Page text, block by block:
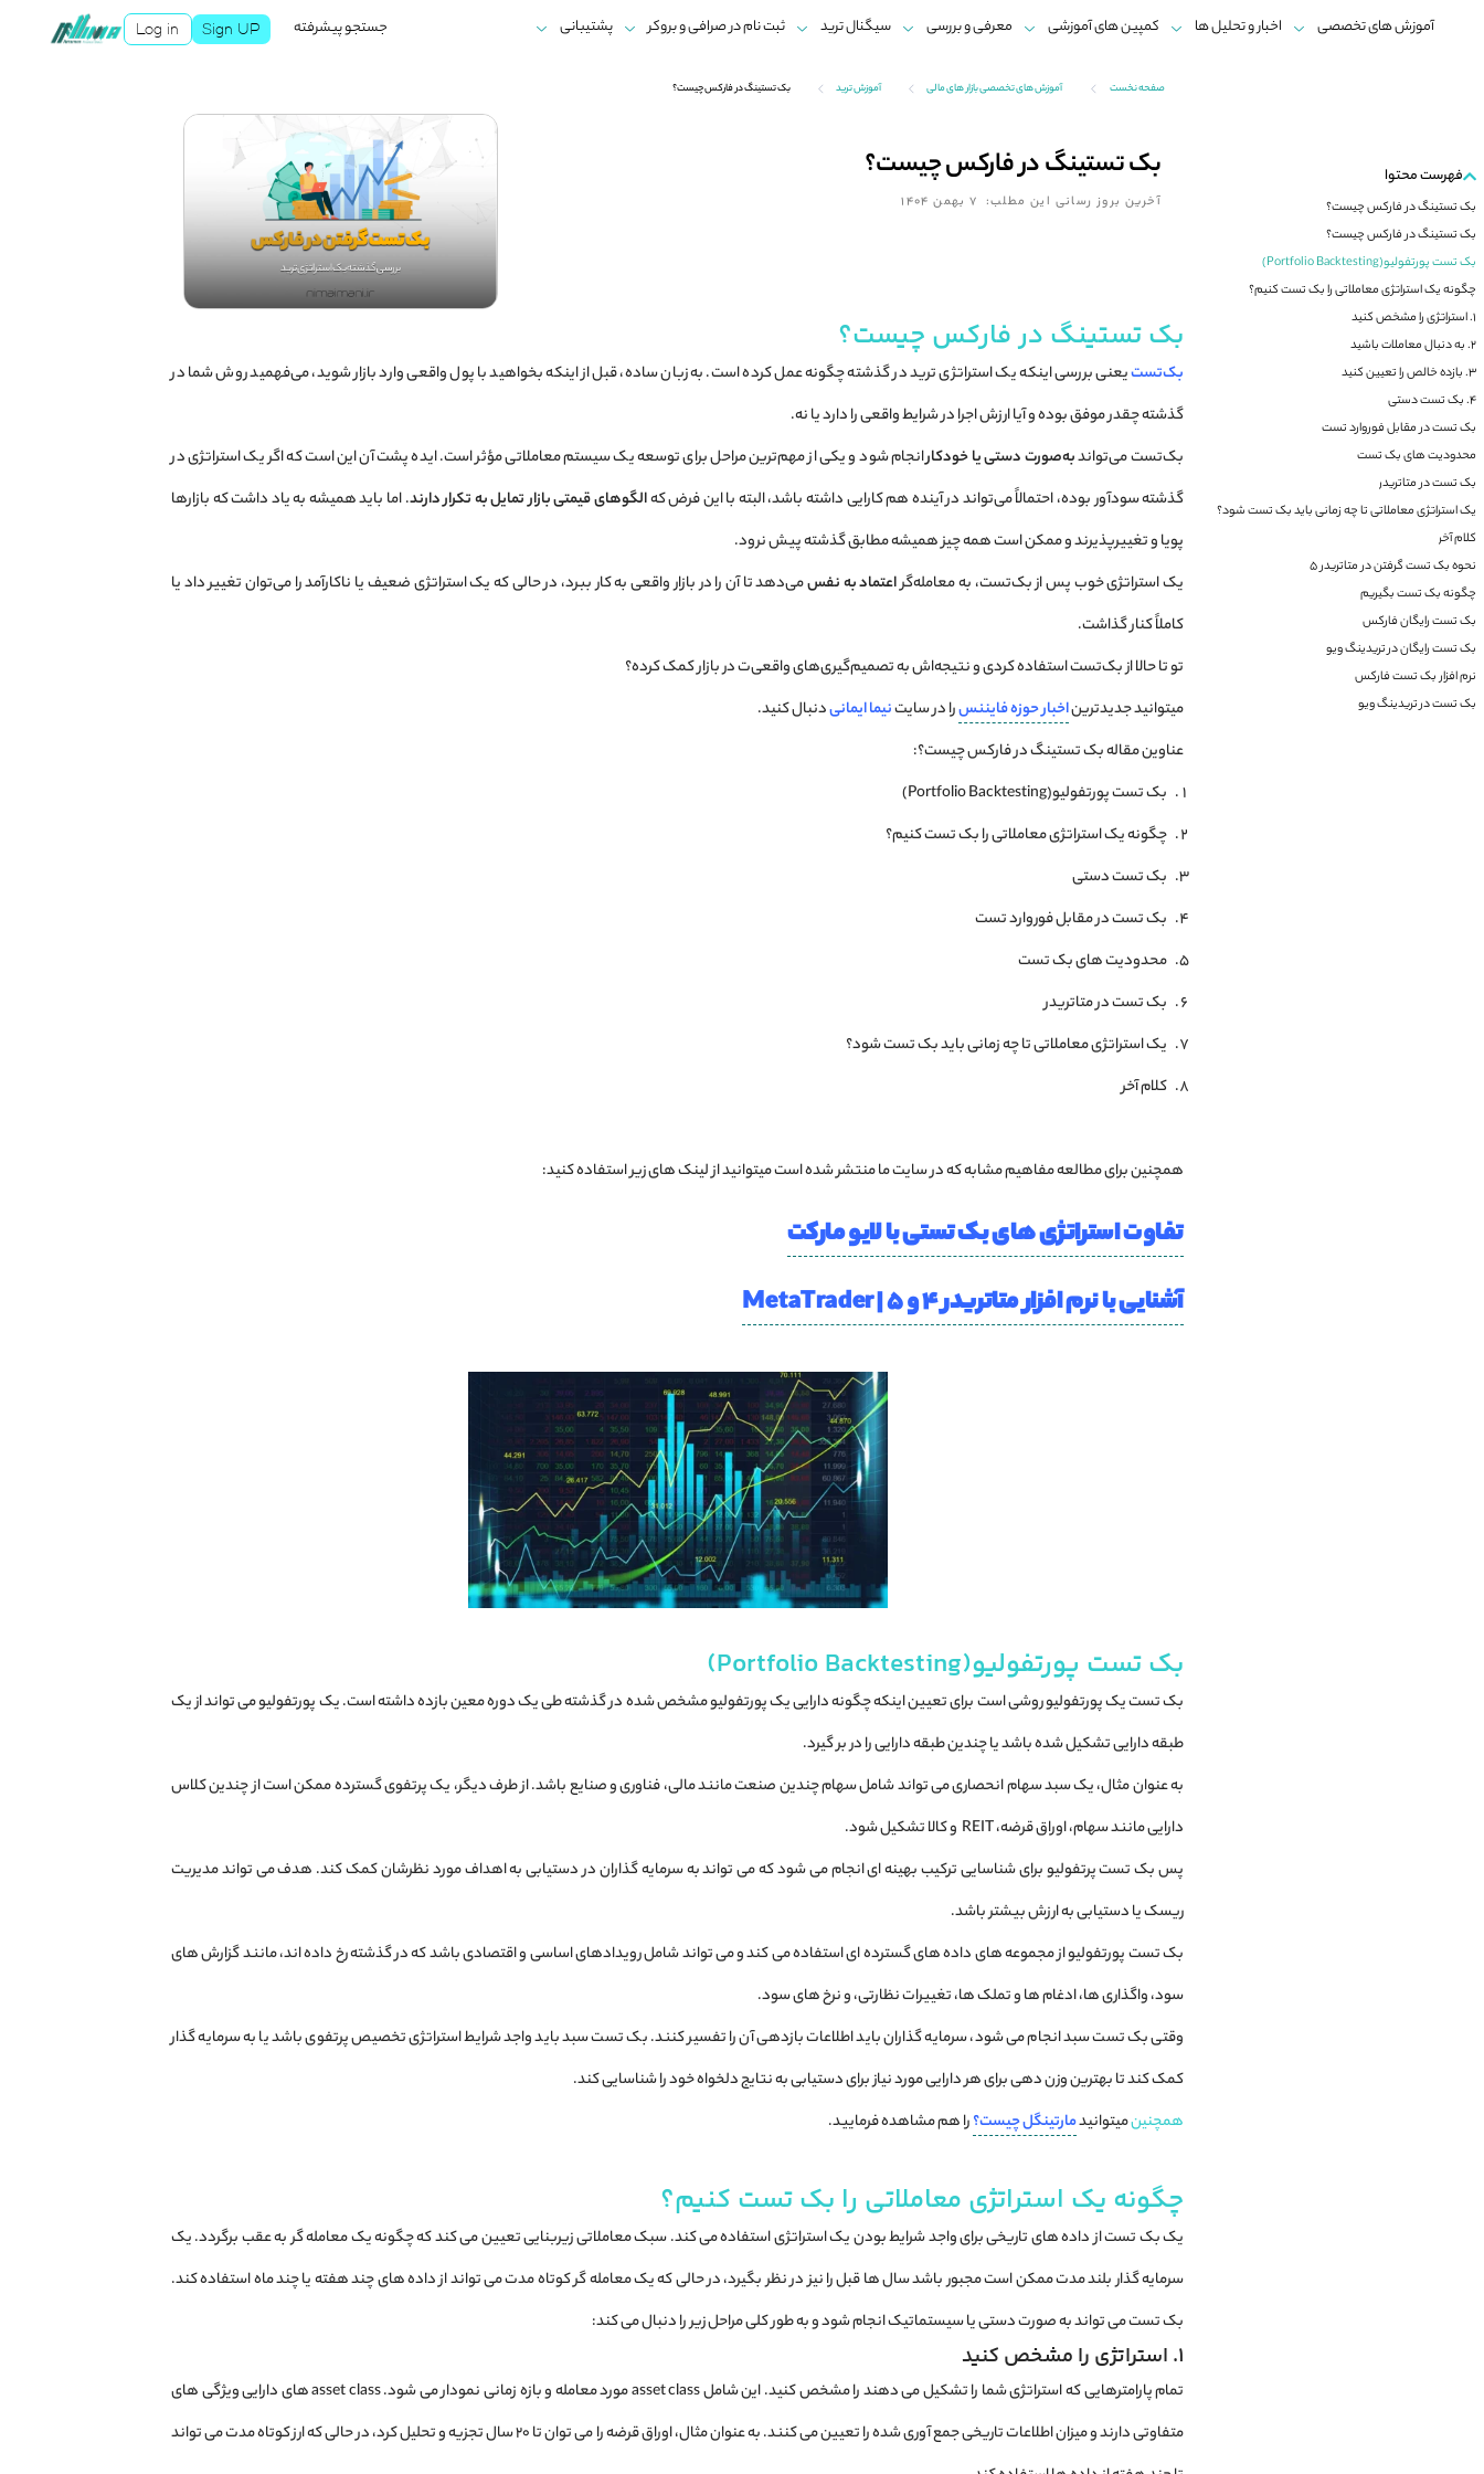
Log in Sign UP جستجو پیشرفته آموزش های تخصصی اخبار و تحلیل ها کمپین های آموزشی معرفی و بررسی سیگنال ترید ثبت نام در صرافی و بروکر پشتیبانی
صفحه نخست آموزش های تخصصی بازار های مالی آموزش ترید بک تستینگ در فارکس چیست؟
بک تستینگ در فارکس چیست؟
آخرین بروز رسانی این مطلب: 7 بهمن 1404
بک تستینگ در فارکس چیست؟
بک‌تستیعنی بررسی اینکه یک استراتژی ترید در گذشته چگونه عمل کرده است. به زبان ساده، قبل از اینکه بخواهید با پول واقعی وارد بازار شوید، می‌فهمید روش شما در
گذشته چقدر موفق بوده و آیا ارزش اجرا در شرایط واقعی را دارد یا نه.
بک‌تست می‌تواندبه‌صورت دستی یا خودکارانجام شود و یکی از مهم‌ترین مراحل برای توسعه یک سیستم معاملاتی مؤثر است. ایده پشت آن این است که اگر یک استراتژی در
گذشته سودآور بوده، احتمالاً می‌تواند در آینده هم کارایی داشته باشد، البته با این فرض کهالگوهای قیمتی بازار تمایل به تکرار دارند. اما باید همیشه به یاد داشت که بازارها
پویا و تغییرپذیرند و ممکن است همه چیز همیشه مطابق گذشته پیش نرود.
یک استراتژی خوب پس از بک‌تست، به معامله‌گراعتماد به نفسمی‌دهد تا آن را در بازار واقعی به کار ببرد، در حالی که یک استراتژی ضعیف یا ناکارآمد را می‌توان تغییر داد یا
کاملاً کنار گذاشت.
تو تا حالا از بک‌تست استفاده کردی و نتیجه‌اش به تصمیم‌گیری‌های واقعی‌ت در بازار کمک کرده؟
میتوانید جدیدتریناخبارحوزهفایننسرا در سایتنیما ایمانیدنبال کنید.
عناوین مقاله بک تستینگ در فارکس چیست؟:
بک تست پورتفولیو(Portfolio Backtesting)
چگونه یک استراتژی معاملاتی را بک تست کنیم؟
بک تست دستی
بک تست در مقابل فوروارد تست
محدودیت های بک تست
بک تست در متاتریدر
یک استراتژی معاملاتی تا چه زمانی باید بک تست شود؟
کلام آخر
همچنین برای مطالعه مفاهیم مشابه که در سایت ما منتشر شده است میتوانید از لینک های زیر استفاده کنید:
تفاوت استراتژی های بک تستی با لایو مارکت
آشنایی با نرم افزار متاتریدر 4 و 5 | MetaTrader
بک تست پورتفولیو(Portfolio Backtesting)
بک تست یک پورتفولیو روشی است برای تعیین اینکه چگونه دارایی یک پورتفولیو مشخص شده در گذشته طی یک دوره معین بازده داشته است. یک پورتفولیو می تواند از یک
طبقه دارایی تشکیل شده باشد یا چندین طبقه دارایی را در بر گیرد.
به عنوان مثال، یک سبد سهام انحصاری می تواند شامل سهام چندین صنعت مانند مالی، فناوری و صنایع باشد. از طرف دیگر، یک پرتفوی گسترده ممکن است از چندین کلاس
دارایی مانند سهام، اوراق قرضه، REIT و کالا تشکیل شود.
پس بک تست پرتفولیو برای شناسایی ترکیب بهینه ای انجام می شود که می تواند به سرمایه گذاران در دستیابی به اهداف مورد نظرشان کمک کند. هدف می تواند مدیریت
ریسک یا دستیابی به ارزش بیشتر باشد.
بک تست پورتفولیو از مجموعه‌ های داده ‌های گسترده‌ ای استفاده می ‌کند و می ‌تواند شامل رویدادهای اساسی و اقتصادی باشد که در گذشته رخ داده ‌اند، مانند گزارش‌ های
سود، واگذاری ‌ها، ادغام‌ ها و تملک ‌ها، تغییرات نظارتی، و نرخ ‌های سود.
وقتی بک تست سبد انجام می شود، سرمایه گذاران باید اطلاعات بازدهی آن را تفسیر کنند. بک تست سبد باید واجد شرایط استراتژی تخصیص پرتفوی باشد یا به سرمایه گذار
کمک کند تا بهترین وزن دهی برای هر دارایی مورد نیاز برای دستیابی به نتایج دلخواه خود را شناسایی کند.
همچنینمیتوانیدمارتینگل چیست؟را هم مشاهده فرمایید.
چگونه یک استراتژی معاملاتی را بک تست کنیم؟
یک بک تست از داده های تاریخی برای واجد شرایط بودن یک استراتژی استفاده می کند. سبک معاملاتی زیربنایی تعیین می کند که چگونه یک معامله گر به عقب برگردد. یک
سرمایه گذار بلند مدت ممکن است مجبور باشد سال ها قبل را نیز در نظر بگیرد، در حالی که یک معامله گر کوتاه مدت می تواند از داده های چند هفته یا چند ماه استفاده کند.
بک تست می تواند به صورت دستی یا سیستماتیک انجام شود و به طور کلی مراحل زیر را دنبال می کند:
1. استراتژی را مشخص کنید
تمام پارامترهایی که استراتژی شما را تشکیل می دهند را مشخص کنید. این شامل asset class مورد معامله و بازه زمانی نمودار می شود. asset class های دارایی ویژگی های
متفاوتی دارند و میزان اطلاعات تاریخی جمع آوری شده را تعیین می کنند. به عنوان مثال، اوراق قرضه را می توان تا 20 سال تجزیه و تحلیل کرد، در حالی که ارز کوتاه مدت می تواند
فهرست محتوا
بک تستینگ در فارکس چیست؟
بک تستینگ در فارکس چیست؟
بک تست پورتفولیو(Portfolio Backtesting)
چگونه یک استراتژی معاملاتی را بک تست کنیم؟
1. استراتژی را مشخص کنید
2. به دنبال معاملات باشید
3. بازده خالص را تعیین کنید
4. بک تست دستی
بک تست در مقابل فوروارد تست
محدودیت های بک تست
بک تست در متاتریدر
یک استراتژی معاملاتی تا چه زمانی باید بک تست شود؟
کلام آخر
نحوه بک تست گرفتن در متاتریدر 5
چگونه بک تست بگیریم
بک تست رایگان فارکس
بک تست رایگان در تریدینگ ویو
نرم افزار بک تست فارکس
بک تست در تریدینگ ویو